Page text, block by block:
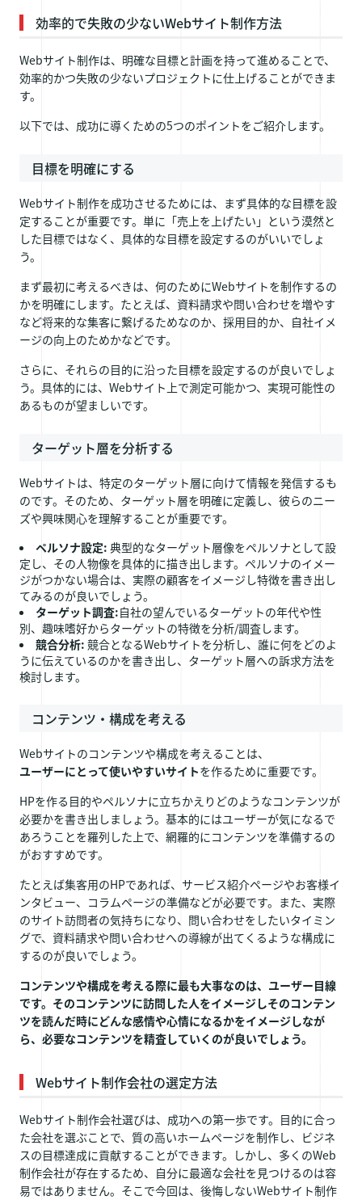
効率的で失敗の少ないWebサイト制作方法
Webサイト制作は、明確な目標と計画を持って進めることで、
効率的かつ失敗の少ないプロジェクトに仕上げることができま
す。
以下では、成功に導くための5つのポイントをご紹介します。
目標を明確にする
Webサイト制作を成功させるためには、まず具体的な目標を設
定することが重要です。単に「売上を上げたい」という漠然と
した目標ではなく、具体的な目標を設定するのがいいでしょ
う。
まず最初に考えるべきは、何のためにWebサイトを制作するの
かを明確にします。たとえば、資料請求や問い合わせを増やす
など将来的な集客に繋げるためなのか、採用目的か、自社イメ
ージの向上のためかなどです。
さらに、それらの目的に沿った目標を設定するのが良いでしょ
う。具体的には、Webサイト上で測定可能かつ、実現可能性の
あるものが望ましいです。
ターゲット層を分析する
Webサイトは、特定のターゲット層に向けて情報を発信するも
のです。そのため、ターゲット層を明確に定義し、彼らのニー
ズや興味関心を理解することが重要です。
ペルソナ設定: 典型的なターゲット層像をペルソナとして設
定し、その人物像を具体的に描き出します。ペルソナのイメー
ジがつかない場合は、実際の顧客をイメージし特徴を書き出し
てみるのが良いでしょう。
ターゲット調査:自社の望んでいるターゲットの年代や性
別、趣味嗜好からターゲットの特徴を分析/調査します。
競合分析: 競合となるWebサイトを分析し、誰に何をどのよ
うに伝えているのかを書き出し、ターゲット層への訴求方法を
検討します。
コンテンツ・構成を考える
Webサイトのコンテンツや構成を考えることは、
ユーザーにとって使いやすいサイトを作るために重要です。
HPを作る目的やペルソナに立ちかえりどのようなコンテンツが
必要かを書き出しましょう。基本的にはユーザーが気になるで
あろうことを羅列した上で、網羅的にコンテンツを準備するの
がおすすめです。
たとえば集客用のHPであれば、サービス紹介ページやお客様イ
ンタビュー、コラムページの準備などが必要です。また、実際
のサイト訪問者の気持ちになり、問い合わせをしたいタイミン
グで、資料請求や問い合わせへの導線が出てくるような構成に
するのが良いでしょう。
コンテンツや構成を考える際に最も大事なのは、ユーザー目線
です。そのコンテンツに訪問した人をイメージしそのコンテン
ツを読んだ時にどんな感情や心情になるかをイメージしなが
ら、必要なコンテンツを精査していくのが良いでしょう。
Webサイト制作会社の選定方法
Webサイト制作会社選びは、成功への第一歩です。目的に合っ
た会社を選ぶことで、質の高いホームページを制作し、ビジネ
スの目標達成に貢献することができます。しかし、多くのWeb
制作会社が存在するため、自分に最適な会社を見つけるのは容
易ではありません。そこで今回は、後悔しないWebサイト制作